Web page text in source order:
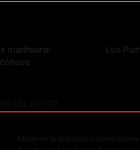
marihuana
Los